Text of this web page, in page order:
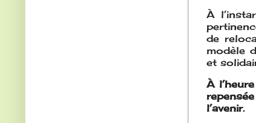
À
de
modèle
et
À
l’avenir.